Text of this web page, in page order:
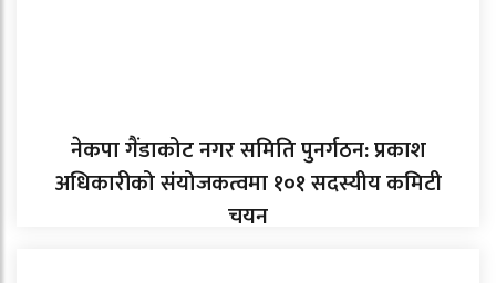
नेकपा गैंडाकोट नगर समिति पुनर्गठन: प्रकाश
अधिकारीको संयोजकत्वमा १०१ सदस्यीय कमिटी
चयन